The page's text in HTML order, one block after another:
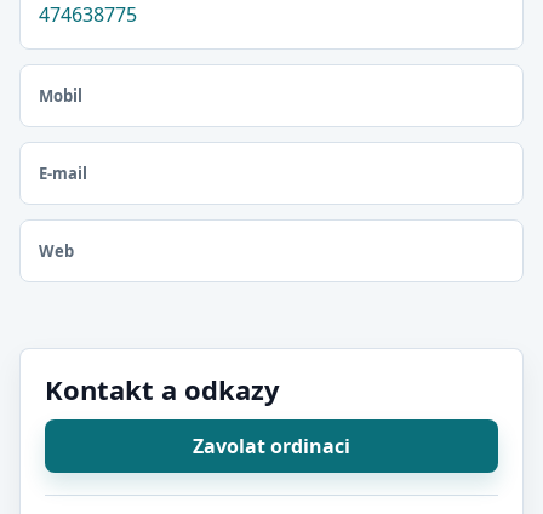
474638775
Mobil
E-mail
Web
Kontakt a odkazy
Zavolat ordinaci